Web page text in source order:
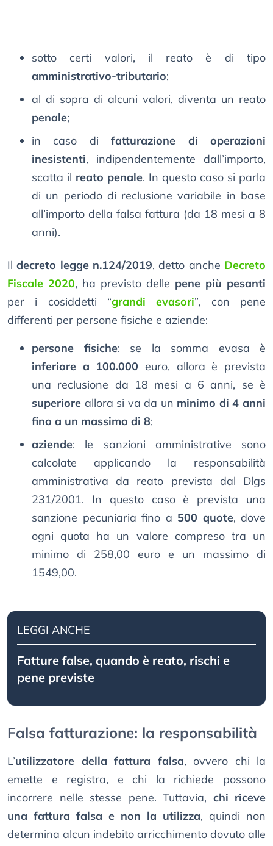
sotto certi valori, il reato è di tipo
amministrativo-tributario;
al di sopra di alcuni valori, diventa un reato
penale;
in caso difatturazione di operazioni
inesistenti, indipendentemente dall’importo,
scatta il reato penale. In questo caso si parla
di un periodo di reclusione variabile in base
all’importo della falsa fattura (da 18 mesi a 8
anni).
Ildecreto legge n.124/2019, detto anche Decreto
Fiscale 2020, ha previsto delle pene più pesanti
per i cosiddetti “grandi evasori”, con pene
differenti per persone fisiche e aziende:
persone fisiche: se la somma evasa è
inferiore a 100.000 euro, allora è prevista
una reclusione da 18 mesi a 6 anni, se è
superiore allora si va da un minimo di 4 anni
fino a un massimo di 8;
aziende: le sanzioni amministrative sono
calcolate applicando la responsabilità
amministrativa da reato prevista dal Dlgs
231/2001. In questo caso è prevista una
sanzione pecuniaria fino a 500 quote, dove
ogni quota ha un valore compreso tra un
minimo di 258,00 euro e un massimo di
1549,00.
LEGGI ANCHE
Fatture false, quando è reato, rischi e
pene previste
Falsa fatturazione: la responsabilità
L’utilizzatore della fattura falsa, ovvero chi la
emette e registra, e chi la richiede possono
incorrere nelle stesse pene. Tuttavia, chi riceve
una fattura falsa e non la utilizza, quindi non
determina alcun indebito arricchimento dovuto alle